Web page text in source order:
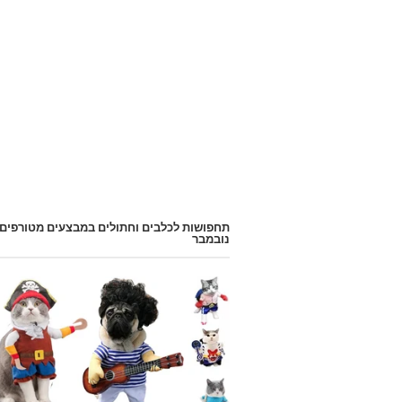
תחפושות לכלבים וחתולים במבצעים
נובמבר